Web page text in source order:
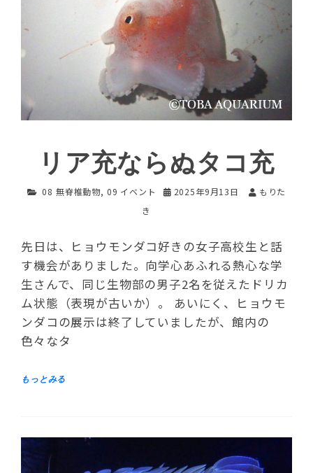
リア充ならぬタコ充
08 無脊椎動物, 09 イベント 2025年9月13日
もりた
き
先日は、ヒョウモンダコ好きの女子高校生と話
す機会がありました。向学心あふれる熱心な学
生さんで、同じ生物部の男子2名を従えたドリカ
ム状態（表現が古いか）。 あいにく、ヒョウモ
ンダコの展示は終了していましたが、館内の
色々なタ